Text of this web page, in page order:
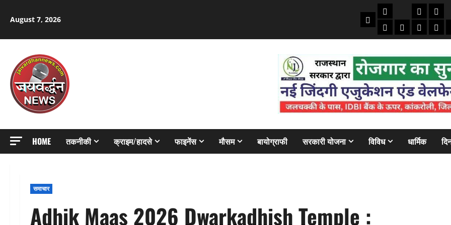
August 7, 2026 Home
तकनीकी
ऑटो
मोबाइल
क्राइम/
अजबबैंक
HOME तकनीकी क्राइम/हादसे फाइनेंस मौसम बायोग्राफी सरकारी योजना विविध धार्मिक
समाचार
Adhik Maas 2026 Dwarkadhish Temple :